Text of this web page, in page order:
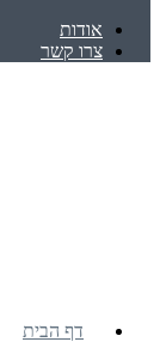
אודות
צרו קשר
דף הבית